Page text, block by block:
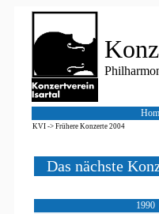
KVI-> Frühere Konzerte 2004
Das nächste
1990